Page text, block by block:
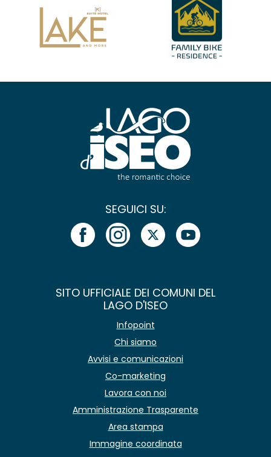
SEGUICI SU:
SITO UFFICIALE DEI COMUNI DEL
LAGO D'ISEO
Infopoint
Chi siamo
Avvisi e comunicazioni
Co-marketing
Lavora con noi
Amministrazione Trasparente
Area stampa
Immagine coordinata